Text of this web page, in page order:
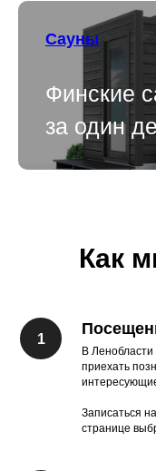
Сауны
Финские
за один
Как
В
приехать
Записаться
странице